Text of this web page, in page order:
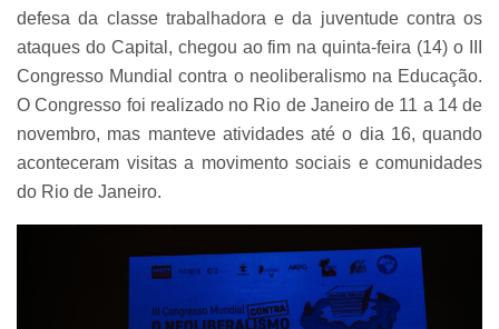
defesa da classe trabalhadora e da juventude contra os
ataques do Capital, chegou ao fim na quinta-feira (14) o III
Congresso Mundial contra o neoliberalismo na Educação.
O Congresso foi realizado no Rio de Janeiro de 11 a 14 de
novembro, mas manteve atividades até o dia 16, quando
aconteceram visitas a movimento sociais e comunidades
do Rio de Janeiro.